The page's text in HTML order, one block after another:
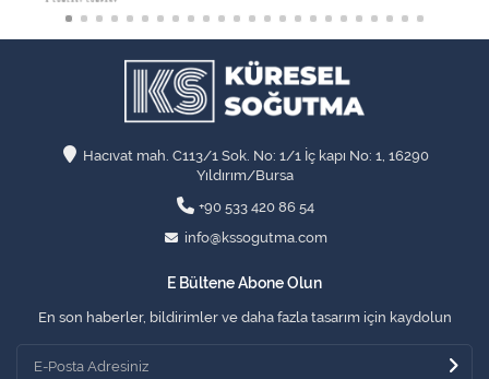
Hacıvat mah. C113/1 Sok. No: 1/1 İç kapı No: 1, 16290
Yıldırım/Bursa
+90 533 420 86 54
info@kssogutma.com
E Bültene Abone Olun
En son haberler, bildirimler ve daha fazla tasarım için kaydolun